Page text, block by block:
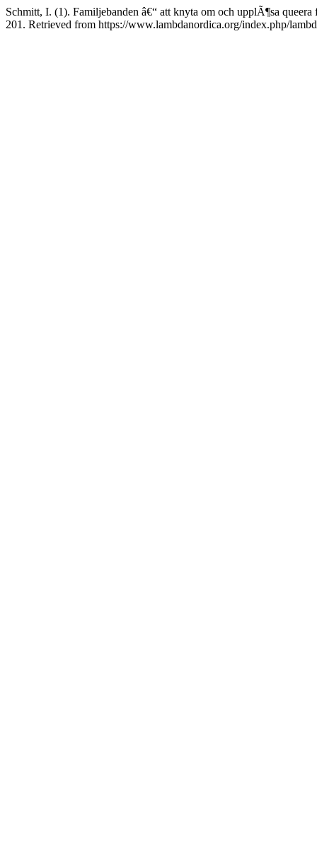
Schmitt, I. (1). Familjebanden â€“ att knyta om och upplÃ¶sa
201. Retrieved from https://www.lambdanordica.org/index.php/